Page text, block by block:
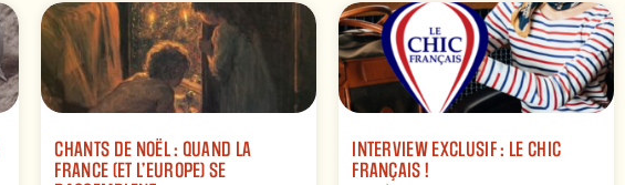
CHANTS DE NOËL : QUAND LA
FRANCE (ET L’EUROPE) SE
INTERVIEW EXCLUSIF : LE CHIC
FRANÇAIS !